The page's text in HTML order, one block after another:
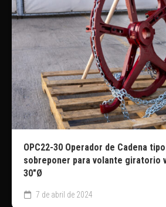
OPC22-30 Operador de Cadena
sobreponer para volante giratorio
30″Ø
7 de abril de 2024